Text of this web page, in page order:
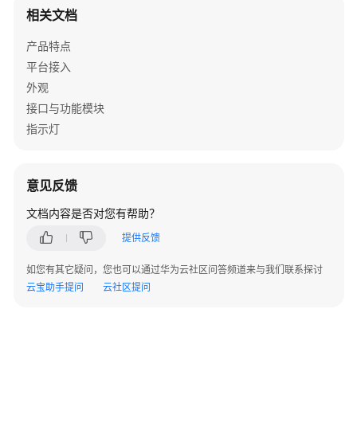
门
题
Windows
接
参
考
相关文档
产品特点
平台接入
外观
接口与功能模块
指示灯
意见反馈
文档内容是否对您有帮助？
提供反馈
如您有其它疑问，您也可以通过华为云社区问答频道来与我们联系探讨
云宝助手提问
云社区提问